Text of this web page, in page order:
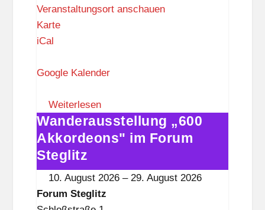
Veranstaltungsort anschauen
KarteF
u
S
t
e
g
l
i
t
iCal
Google Kalender
Weiterlesen
Wanderausstellung
„600
Akkordeons"
im
Forum
Steglitz
Wanderausstellung „600
Akkordeons" im Forum
Steglitz
10. August 2026 –29. August 2026
Forum Steglitz